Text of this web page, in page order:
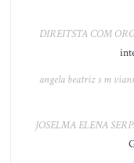
DIREITSTA COM
angela beatriz s m
JOSELMA ELENA